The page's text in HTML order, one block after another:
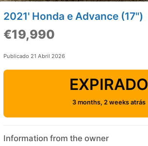
2021' Honda e Advance (17")
€19,990
Publicado 21 Abril 2026
EXPIRADO
3 months, 2 weeks atrás
Information from the owner